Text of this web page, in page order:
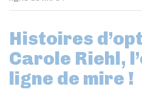
Histoires
Carole Riehl,
ligne de mire !